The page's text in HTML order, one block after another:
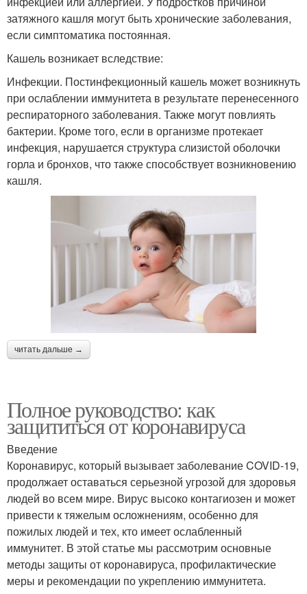
затяжного кашля могут быть хронические заболевания,
если симптоматика постоянная.
Кашель возникает вследствие:
Инфекции. Постинфекционный кашель может возникнуть
при ослаблении иммунитета в результате перенесенного
респираторного заболевания. Также могут повлиять
бактерии. Кроме того, если в организме протекает
инфекция, нарушается структура слизистой оболочки
горла и бронхов, что также способствует возникновению
кашля.
читать дальше →
Полное руководство: как
защититься от коронавируса
Введение
Коронавирус, который вызывает заболевание COVID-19,
продолжает оставаться серьезной угрозой для здоровья
людей во всем мире. Вирус высоко контагиозен и может
привести к тяжелым осложнениям, особенно для
пожилых людей и тех, кто имеет ослабленный
иммунитет. В этой статье мы рассмотрим основные
методы защиты от коронавируса, профилактические
меры и рекомендации по укреплению иммунитета.